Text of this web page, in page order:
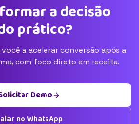
a decisão
prático?
você a acelerar conversão após a
com foco direto em receita.
Demo
no WhatsApp